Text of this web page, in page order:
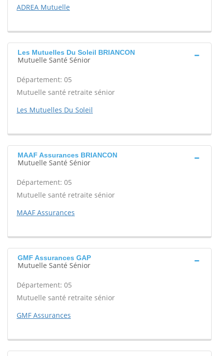
ADREA Mutuelle
Les Mutuelles Du Soleil BRIANCON
Mutuelle Santé Sénior
Département: 05
Mutuelle santé retraite sénior
Les Mutuelles Du Soleil
MAAF Assurances BRIANCON
Mutuelle Santé Sénior
Département: 05
Mutuelle santé retraite sénior
MAAF Assurances
GMF Assurances GAP
Mutuelle Santé Sénior
Département: 05
Mutuelle santé retraite sénior
GMF Assurances